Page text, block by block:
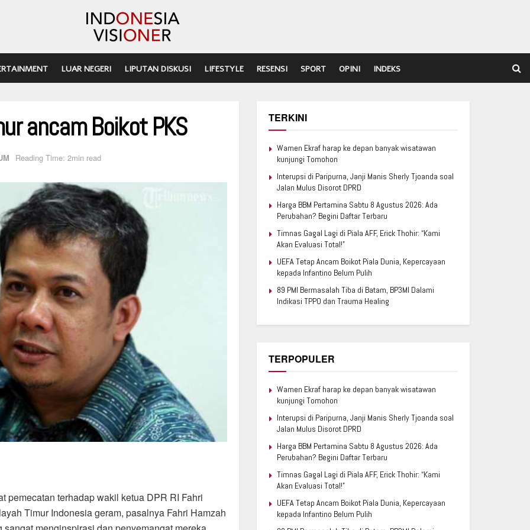
LUAR NEGERI LIPUTAN DISKUSI LIFESTYLE RESENSI SPORT OPINI INDEKS
ancam Boikot PKS
Reading Time: 2min read
pemecatan terhadap wakil ketua DPR RI Fahri
Timur Indonesia geram, pasalnya Fahri Hamzah
TERKINI
Wamen Ekraf harap ke depan banyak wisatawan
kunjungi Tomohon
Interupsi di Paripurna, Janji Manis Sherly Tjoanda soal
Jalan Mulus Disorot DPRD
Harga BBM Pertamina Sabtu 8 Agustus 2026: Ada
Perubahan? Begini Daftar Terbaru
Timnas Gagal Lagi di Piala AFF, Erick Thohir: “Kami
Akan Evaluasi Total!”
UEFA Tetap Ancam Boikot Piala Dunia, Kepercayaan
kepada Infantino Belum Pulih
89 PMI Bermasalah Tiba di Batam, BP3MI Dalami
Indikasi TPPO dan Trauma Healing
TERPOPULER
Wamen Ekraf harap ke depan banyak wisatawan
kunjungi Tomohon
Interupsi di Paripurna, Janji Manis Sherly Tjoanda soal
Jalan Mulus Disorot DPRD
Harga BBM Pertamina Sabtu 8 Agustus 2026: Ada
Perubahan? Begini Daftar Terbaru
Timnas Gagal Lagi di Piala AFF, Erick Thohir: “Kami
Akan Evaluasi Total!”
UEFA Tetap Ancam Boikot Piala Dunia, Kepercayaan
kepada Infantino Belum Pulih